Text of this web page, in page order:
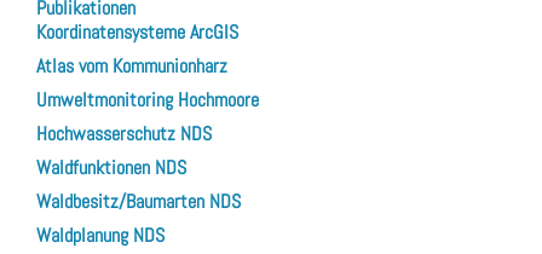
Publikationen
Koordinatensysteme ArcGIS
Atlas vom Kommunionharz
Umweltmonitoring Hochmoore
Hochwasserschutz NDS
Waldfunktionen NDS
Waldbesitz/Baumarten NDS
Waldplanung NDS